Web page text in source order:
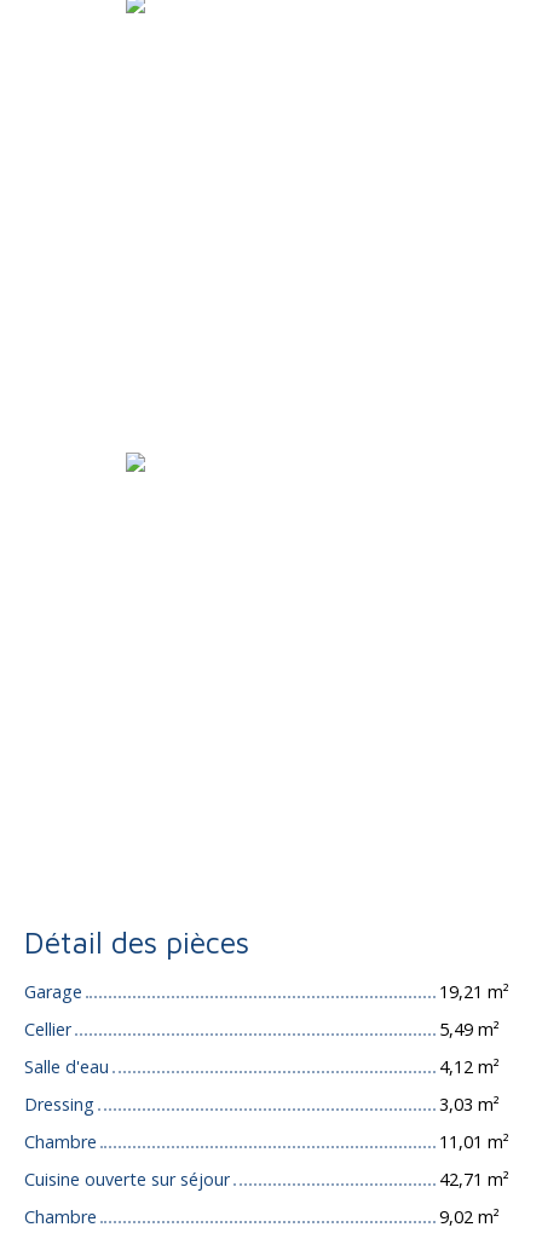
Détail des pièces
Garage
19,21 m²
Cellier
5,49 m²
Salle d'eau
4,12 m²
Dressing
3,03 m²
Chambre
11,01 m²
Cuisine ouverte sur séjour
42,71 m²
Chambre
9,02 m²